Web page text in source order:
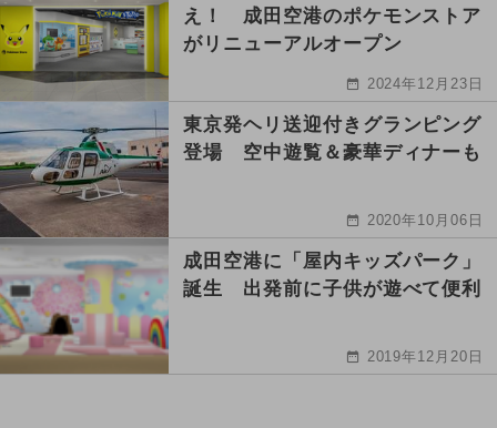
え！ 成田空港のポケモンストア
がリニューアルオープン
2024年12月23日
東京発ヘリ送迎付きグランピング
登場 空中遊覧＆豪華ディナーも
2020年10月06日
成田空港に「屋内キッズパーク」
誕生 出発前に子供が遊べて便利
2019年12月20日